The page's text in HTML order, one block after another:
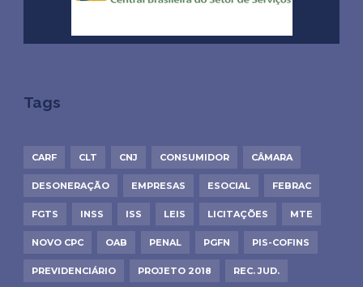
Tags
CARF CLT CNJ CONSUMIDOR CÂMARA
DESONERAÇÃO EMPRESAS ESOCIAL FEBRAC
FGTS INSS ISS LEIS LICITAÇÕES MTE
NOVO CPC OAB PENAL PGFN PIS-COFINS
PREVIDENCIÁRIO PROJETO 2018 REC. JUD.